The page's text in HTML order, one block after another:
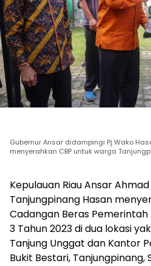
Gubernur Ansar didampingi Pj Wako
menyerahkan CBP untuk warga
Kepulauan Riau Ansar
Tanjungpinang Hasan
Cadangan Beras
3 Tahun 2023 di dua lokasi
Tanjung Unggat dan Kantor
Bukit Bestari, Tanjungpinang,